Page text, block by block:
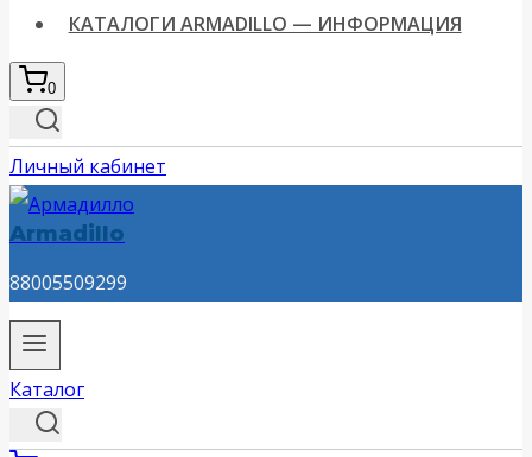
КАТАЛОГИ ARMADILLO — ИНФОРМАЦИЯ
0
Личный кабинет
Armadillo
88005509299
Каталог